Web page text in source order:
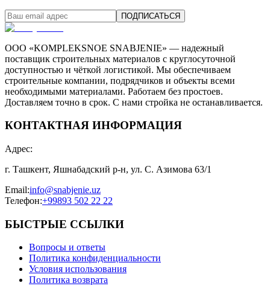
ПОДПИСАТЬСЯ
ООО «KOMPLEKSNOE SNABJENIE» — надежный
поставщик строительных материалов с круглосуточной
доступностью и чёткой логистикой. Мы обеспечиваем
строительные компании, подрядчиков и объекты всеми
необходимыми материалами. Работаем без простоев.
Доставляем точно в срок. С нами стройка не останавливается.
КОНТАКТНАЯ ИНФОРМАЦИЯ
Адрес:
г. Ташкент, Яшнабадский р-н, ул. С. Азимова 63/1
Email:info@snabjenie.uz
Телефон:+99893 502 22 22
БЫСТРЫЕ ССЫЛКИ
Вопросы и ответы
Политика конфиденциальности
Условия использования
Политика возврата